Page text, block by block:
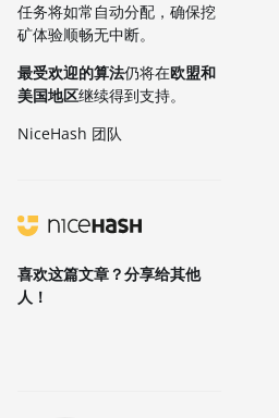
任务将如常自动分配，确保挖
矿体验顺畅无中断。
最受欢迎的算法仍将在欧盟和
美国地区继续得到支持。
NiceHash 团队
喜欢这篇文章？分享给其他
人！